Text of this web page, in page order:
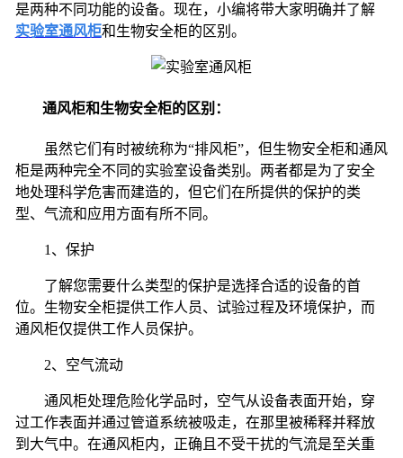
是两种不同功能的设备。现在，小编将带大家明确并了解
实验室通风柜和生物安全柜的区别。
通风柜和生物安全柜的区别：
虽然它们有时被统称为“排风柜”，但生物安全柜和通风
柜是两种完全不同的实验室设备类别。两者都是为了安全
地处理科学危害而建造的，但它们在所提供的保护的类
型、气流和应用方面有所不同。
1 、保护
了解您需要什么类型的保护是选择合适的设备的首
位。生物安全柜提供工作人员、试验过程及环境保护，而
通风柜仅提供工作人员保护。
2、空气流动
通风柜处理危险化学品时，空气从设备表面开始，穿
过工作表面并通过管道系统被吸走，在那里被稀释并释放
到大气中。在通风柜内，正确且不受干扰的气流是至关重